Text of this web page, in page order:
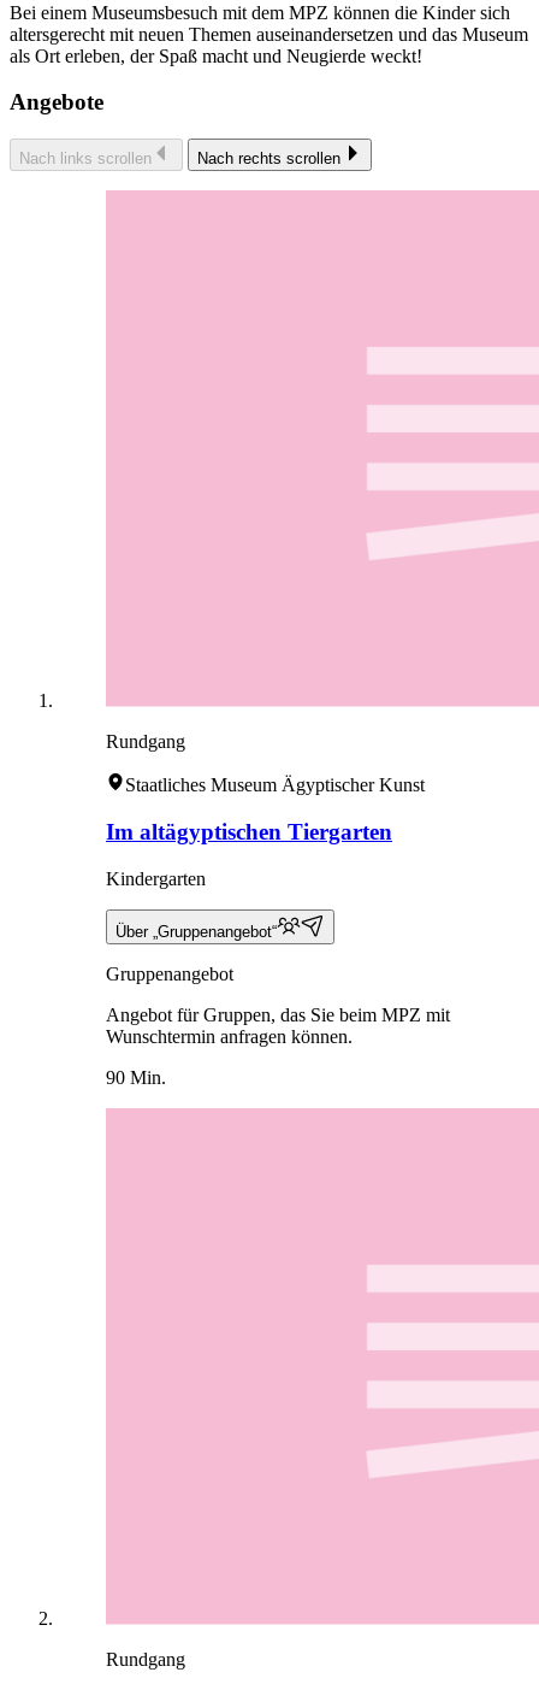
Bei einem Museumsbesuch mit dem MPZ können die Kinder sich
altersgerecht mit neuen Themen auseinandersetzen und das Museum
als Ort erleben, der Spaß macht und Neugierde weckt!
Angebote
Nach links scrollen Nach rechts scrollen
Rundgang
Staatliches Museum Ägyptischer Kunst
Im altägyptischen Tiergarten
Kindergarten
Über „Gruppenangebot“
Gruppenangebot
Angebot für Gruppen, das Sie beim MPZ mit
Wunschtermin anfragen können.
90 Min.
Rundgang